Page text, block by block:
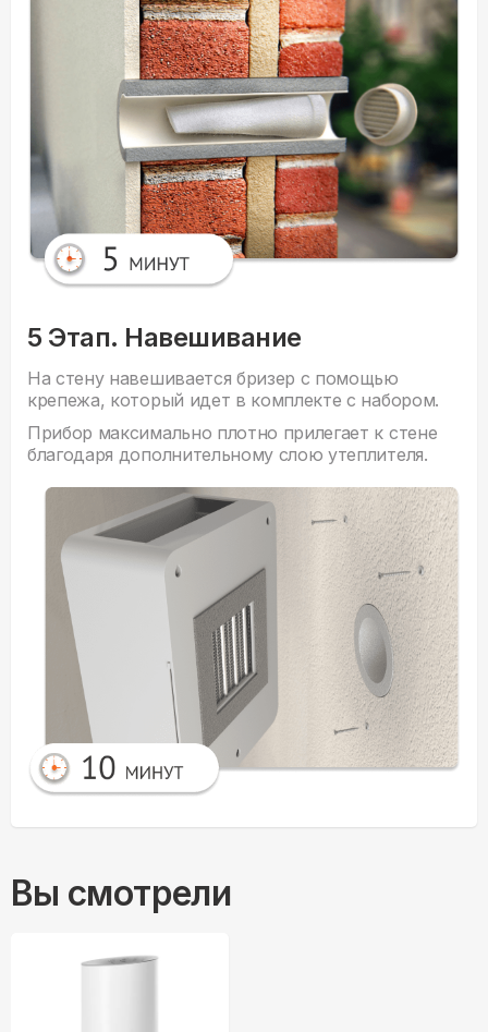
5 Этап. Навешивание
На стену навешивается бризер с помощью
крепежа, который идет в комплекте с набором.
Прибор максимально плотно прилегает к стене
благодаря дополнительному слою утеплителя.
Вы смотрели